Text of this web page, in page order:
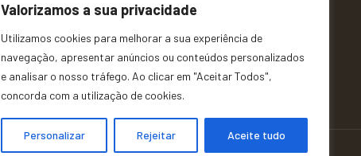
Valorizamos a sua privacidade
Utilizamos cookies para melhorar a sua experiência de
navegação, apresentar anúncios ou conteúdos personalizados
e analisar o nosso tráfego. Ao clicar em "Aceitar Todos",
concorda com a utilização de cookies.
Personalizar Rejeitar Aceite tudo